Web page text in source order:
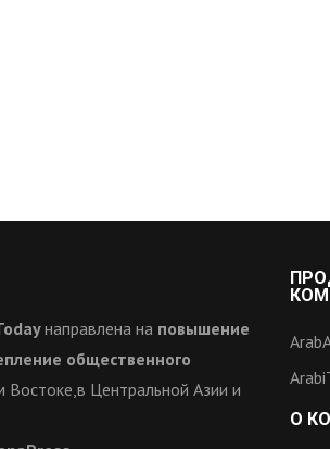
направлена на повышение
общественного
Востоке,в Центральной Азии и
О